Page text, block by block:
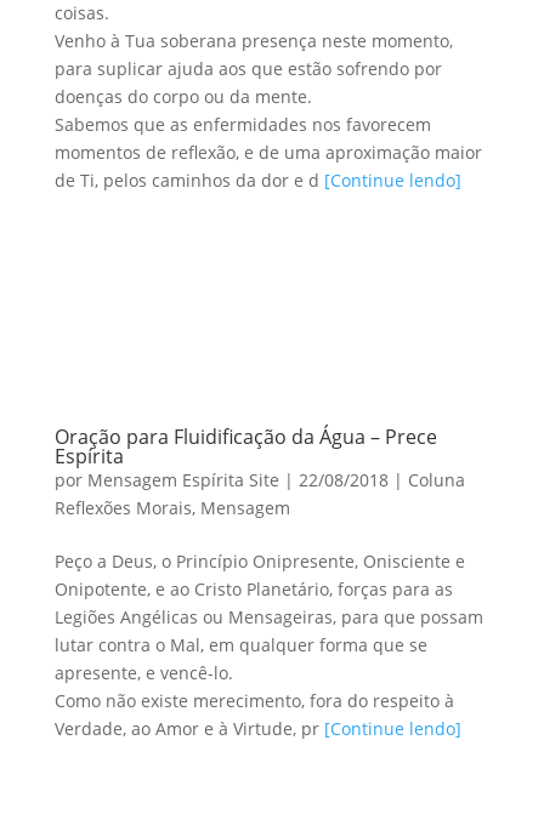
coisas.
Venho à Tua soberana presença neste momento,
para suplicar ajuda aos que estão sofrendo por
doenças do corpo ou da mente.
Sabemos que as enfermidades nos favorecem
momentos de reflexão, e de uma aproximação maior
de Ti, pelos caminhos da dor e d [Continue lendo]
Oração para Fluidificação da Água – Prece
Espírita
por Mensagem Espírita Site | 22/08/2018| Coluna
Reflexões Morais, Mensagem
Peço a Deus, o Princípio Onipresente, Onisciente e
Onipotente, e ao Cristo Planetário, forças para as
Legiões Angélicas ou Mensageiras, para que possam
lutar contra o Mal, em qualquer forma que se
apresente, e vencê-lo.
Como não existe merecimento, fora do respeito à
Verdade, ao Amor e à Virtude, pr [Continue lendo]